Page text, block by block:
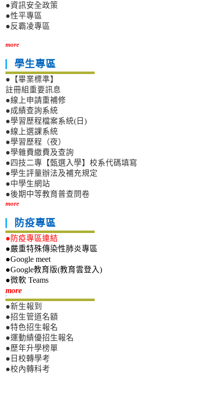
●資訊安全政策
●性平專區
●反霸凌專區
more
學生專區
●【畢業標準】
註冊組重要訊息
●線上申請重補修
●成績查詢系統
●學習歷程檔案系統(日)
●線上選課系統
●學習歷程（夜）
●學雜費繳費及查詢
●四技二專【甄選入學】校系代碼填寫
●學生評量辦法及補充規定
●中學生網站
●後期中等教育普查問卷
more
防疫專區
●防疫專區連結
●嚴重特殊傳染性肺炎專區
●Google meet
●Google教育版(教育雲登入)
●微軟 Teams
more新生專區
●新生報到
●招生管道名額
●特色招生報名
●運動績優招生報名
●歷年升學榜單
●日校轉學考
●校內轉科考